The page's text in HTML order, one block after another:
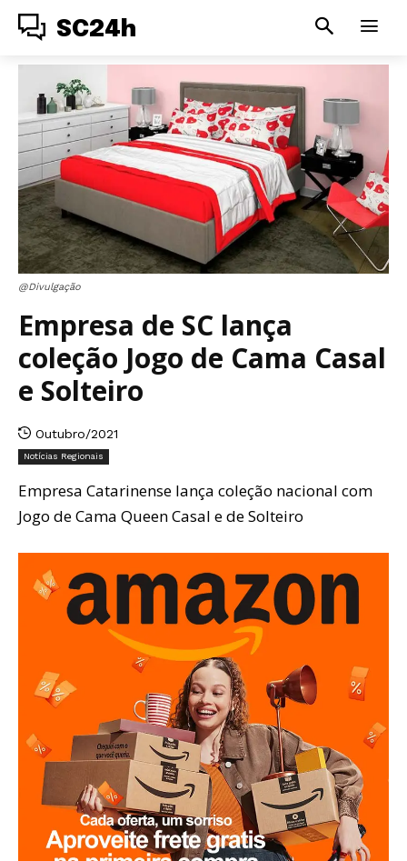
SC24h
@Divulgação
Empresa de SC lança
coleção Jogo de Cama Casal
e Solteiro
Outubro/2021
Notícias Regionais
Empresa Catarinense lança coleção nacional com
Jogo de Cama Queen Casal e de Solteiro